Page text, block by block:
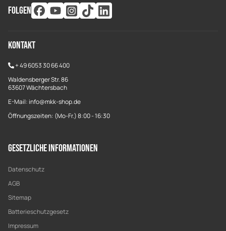
FOLGEN
Kontakt
+49 6053 30 66 400
Waldensberger Str. 86
63607 Wächtersbach
E-Mail: info@mkk-shop.de
Öffnungszeiten: (Mo-Fr.) 8:00 - 16:30
Gesetzliche Informationen
Datenschutz
AGB
Sitemap
Batterieschutzgesetz
Impressum